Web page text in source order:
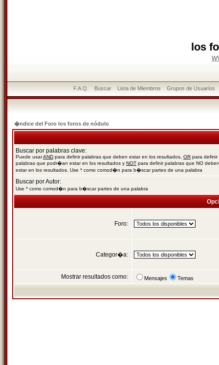
los
F.A.Q. Buscar Lista de Miembros Grupos de Usuarios
�ndice del Foro los foros de nódulo
Buscar por palabras clave:
Puede usarAND para definir palabras que deben estar en los resultados, OR para definir
palabras que podr�an estar en los resultados y NOT para definir palabras que NO
estar en los resultados. Use * como comod�n para b�scar partes de una palabra
Buscar por Autor:
Use * como comod�n para b�scar partes de una palabra
Foro:
Categor�a:
Mostrar resultados como: Mensajes Temas